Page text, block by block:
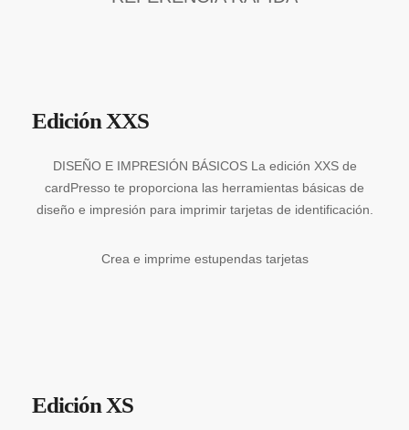
Edición XXS
DISEÑO E IMPRESIÓN BÁSICOS La edición XXS de
cardPresso te proporciona las herramientas básicas de
diseño e impresión para imprimir tarjetas de identificación.
Crea e imprime estupendas tarjetas
Edición XS